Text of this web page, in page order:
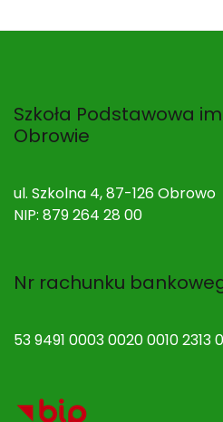
Szkoła Podstawowa
Obrowie
ul. Szkolna 4, 87-126 Obrowo
NIP: 879 264 28 00
Nr rachunku
53 9491 0003 0020 0010 2313